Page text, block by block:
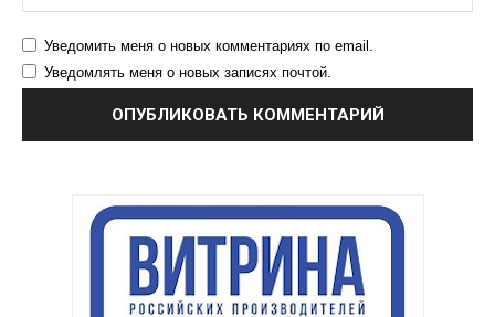
Уведомить меня о новых комментариях по email.
Уведомлять меня о новых записях почтой.